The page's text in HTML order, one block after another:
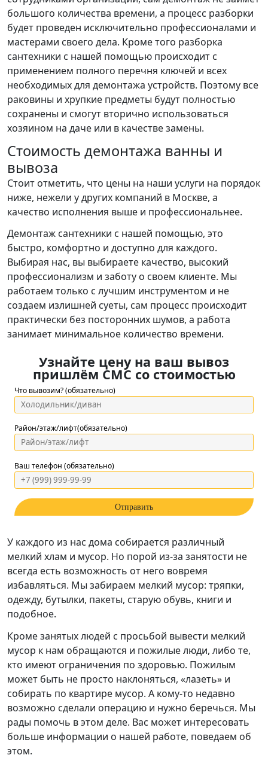
большого количества времени, а процесс разборки
будет проведен исключительно профессионалами и
мастерами своего дела. Кроме того разборка
сантехники с нашей помощью происходит с
применением полного перечня ключей и всех
необходимых для демонтажа устройств. Поэтому все
раковины и хрупкие предметы будут полностью
сохранены и смогут вторично использоваться
хозяином на даче или в качестве замены.
Стоимость демонтажа ванны и
вывоза
Стоит отметить, что цены на наши услуги на порядок
ниже, нежели у других компаний в Москве, а
качество исполнения выше и профессиональнее.
Демонтаж сантехники с нашей помощью, это
быстро, комфортно и доступно для каждого.
Выбирая нас, вы выбираете качество, высокий
профессионализм и заботу о своем клиенте. Мы
работаем только с лучшим инструментом и не
создаем излишней суеты, сам процесс происходит
практически без посторонних шумов, а работа
занимает минимальное количество времени.
Узнайте цену на ваш вывоз
пришлём СМС со стоимостью
Что вывозим? (обязательно)
Район/этаж/лифт(обязательно)
Ваш телефон (обязательно)
У каждого из нас дома собирается различный
мелкий хлам и мусор. Но порой из-за занятости не
всегда есть возможность от него вовремя
избавляться. Мы забираем мелкий мусор: тряпки,
одежду, бутылки, пакеты, старую обувь, книги и
подобное.
Кроме занятых людей с просьбой вывести мелкий
мусор к нам обращаются и пожилые люди, либо те,
кто имеют ограничения по здоровью. Пожилым
может быть не просто наклоняться, «лазеть» и
собирать по квартире мусор. А кому-то недавно
возможно сделали операцию и нужно беречься. Мы
рады помочь в этом деле. Вас может интересовать
больше информации о нашей работе, поведаем об
этом.